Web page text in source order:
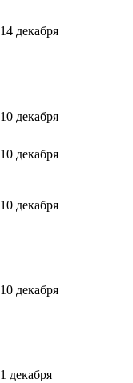
14 декабря
10 декабря
10 декабря
10 декабря
10 декабря
1 декабря